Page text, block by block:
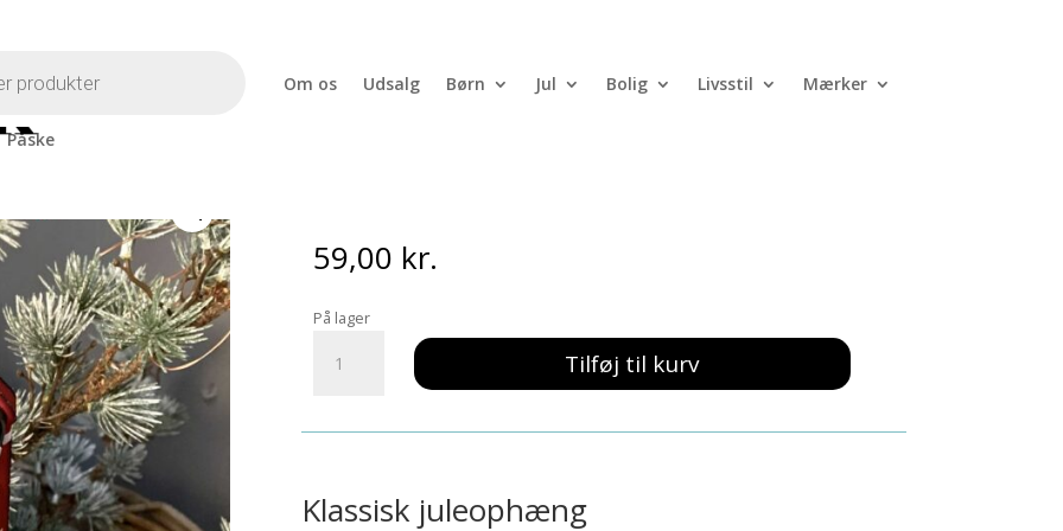
Om os Udsalg Børn Jul Bolig Livsstil Mærker
Påske
59,00 kr.
På lager
Garder
Tilføj til kurv
Klassisk juleophæng